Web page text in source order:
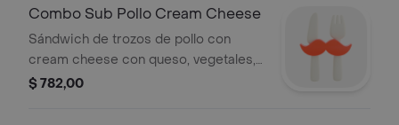
Combo Sub Pollo Cream Cheese
Sándwich de trozos de pollo con
cream cheese con queso, vegetales,
salsas a elección + bebida 500ml +
$ 782,00